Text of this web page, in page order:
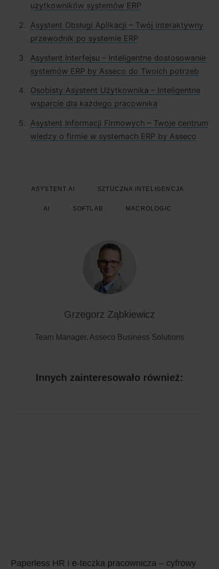
użytkowników systemów ERP
Asystent Obsługi Aplikacji – Twój interaktywny
przewodnik po systemie ERP
Asystent Interfejsu – Inteligentne dostosowanie
systemów ERP by Asseco do Twoich potrzeb
Osobisty Asystent Użytkownika – Inteligentne
wsparcie dla każdego pracownika
Asystent Informacji Firmowych – Twoje centrum
wiedzy o firmie w systemach ERP by Asseco
ASYSTENT AI SZTUCZNA INTELIGENCJA
AI SOFTLAB MACROLOGIC
Grzegorz Ząbkiewicz
Team Manager, Asseco Business Solutions
Innych zainteresowało również:
Paperless HR i e-teczka pracownicza – cyfrowy